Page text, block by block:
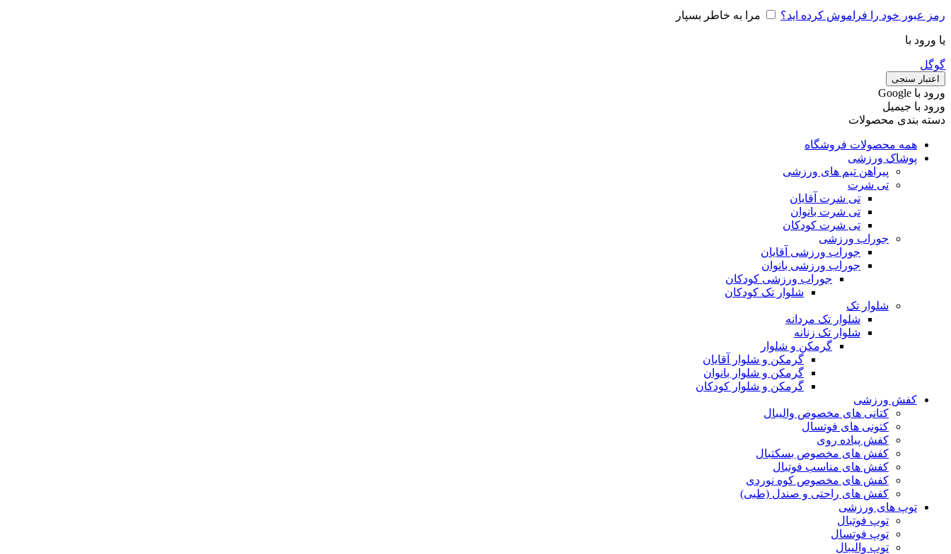
رمز عبور خود را فراموش کرده اید؟ مرا به خاطر بسپار
یا ورود با
گوگل
اعتبار سنجی
ورود با ‫Google
ورود با جیمیل
دسته بندی محصولات
همه محصولات فروشگاه
پوشاک ورزشی
پیراهن تیم های ورزشی
تی شرت
تی شرت آقایان
تی شرت بانوان
تی شرت کودکان
جوراب ورزشی
جوراب ورزشی آقایان
جوراب ورزشی بانوان
جوراب ورزشی کودکان
شلوار تک کودکان
شلوار تک
شلوار تک مردانه
شلوار تک زنانه
گرمکن و شلوار
گرمکن و شلوار آقایان
گرمکن و شلوار بانوان
گرمکن و شلوار کودکان
کفش ورزشی
کتانی های مخصوص والیبال
کتونی های فوتسال
کفش پیاده روی
کفش های مخصوص بسکتبال
کفش های مناسب فوتبال
کفش های مخصوص کوه نوردی
کفش های راحتی و صندل (طبی)
توپ های ورزشی
توپ فوتبال
توپ فوتسال
توپ والیبال